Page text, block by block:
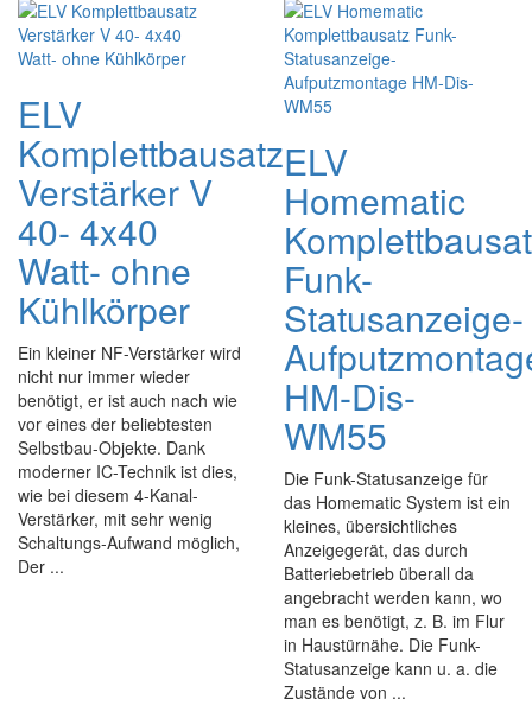
ELV
Komplettbausatz
Verstärker V
40- 4x40
Watt- ohne
Kühlkörper
Ein kleiner NF-Verstärker wird
nicht nur immer wieder
benötigt, er ist auch nach wie
vor eines der beliebtesten
Selbstbau-Objekte. Dank
moderner IC-Technik ist dies,
wie bei diesem 4-Kanal-
Verstärker, mit sehr wenig
Schaltungs-Aufwand möglich,
Der ...
ELV
Homematic
Funk-
Statusanzeige-
HM-Dis-
WM55
Die Funk-Statusanzeige für
das Homematic System ist ein
kleines, übersichtliches
Anzeigegerät, das durch
Batteriebetrieb überall da
angebracht werden kann, wo
man es benötigt, z. B. im Flur
in Haustürnähe. Die Funk-
Statusanzeige kann u. a. die
Zustände von ...